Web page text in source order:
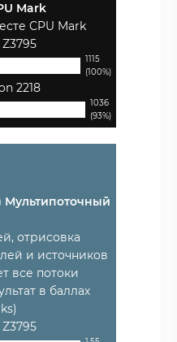
Mark
CPU Mark
1115
(100%)
2218
1036
(93%)
Мультипоточный
отрисовка
и источников
все потоки
в баллах